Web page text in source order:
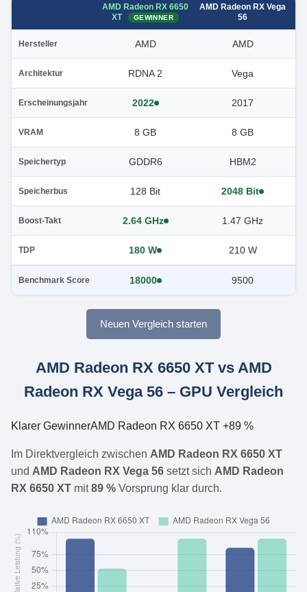
AMD Radeon RX 6650
XT
GEWINNER
AMD Radeon RX Vega
56
Hersteller AMD AMD
Architektur RDNA 2 Vega
Erscheinungsjahr 2022 2017
VRAM 8 GB 8 GB
Speichertyp GDDR6 HBM2
Speicherbus 128 Bit 2048 Bit
Boost-Takt 2.64 GHz 1.47 GHz
TDP 180 W 210 W
Benchmark Score 18000 9500
Neuen Vergleich starten
AMD Radeon RX 6650 XT vs AMD
Radeon RX Vega 56 – GPU Vergleich
Klarer GewinnerAMD Radeon RX 6650 XT +89 %
Im Direktvergleich zwischen AMD Radeon RX 6650 XT
und AMD Radeon RX Vega 56 setzt sich AMD Radeon
RX 6650 XT mit89 % Vorsprung klar durch.